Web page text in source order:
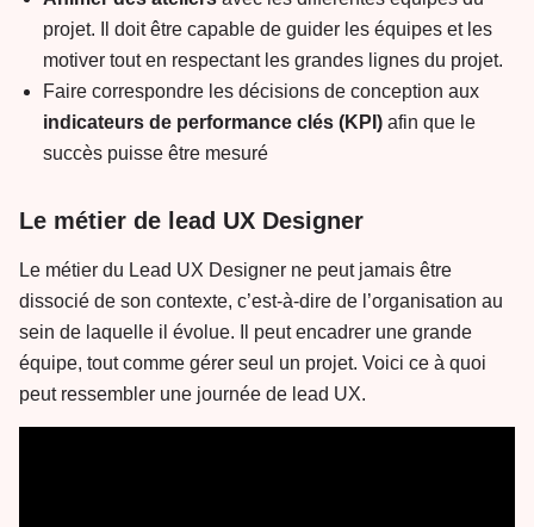
projet. Il doit être capable de guider les équipes et les
motiver tout en respectant les grandes lignes du projet.
Faire correspondre les décisions de conception aux
indicateurs de performance clés (KPI) afin que le
succès puisse être mesuré
Le métier de lead UX Designer
Le métier du Lead UX Designer ne peut jamais être
dissocié de son contexte, c’est-à-dire de l’organisation au
sein de laquelle il évolue. Il peut encadrer une grande
équipe, tout comme gérer seul un projet. Voici ce à quoi
peut ressembler une journée de lead UX.